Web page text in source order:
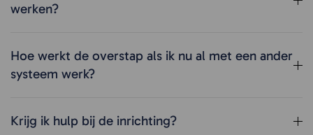
werken?
Hoe werkt de overstap als ik nu al met een ander
systeem werk?
Krijg ik hulp bij de inrichting?